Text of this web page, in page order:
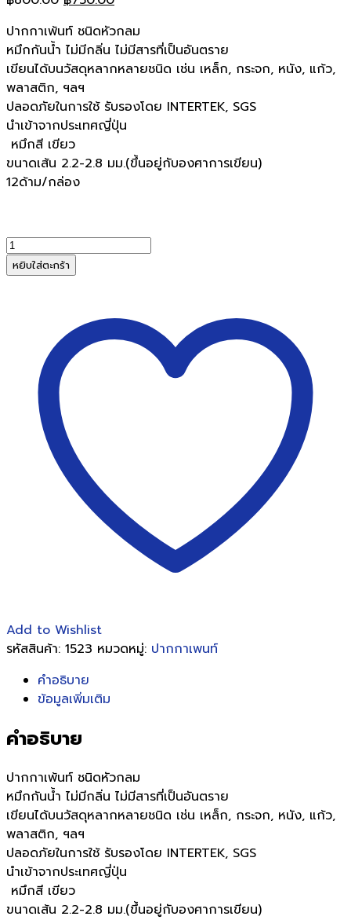
was:
฿800.00.
is:
฿750.00.
ปากกาเพ้นท์ ชนิดหัวกลม
หมึกกันน้ำ ไม่มีกลิ่น ไม่มีสารที่เป็นอันตราย
เขียนได้บนวัสดุหลากหลายชนิด เช่น เหล็ก, กระจก, หนัง, แก้ว,
พลาสติก, ฯลฯ
ปลอดภัยในการใช้ รับรองโดย INTERTEK, SGS
นำเข้าจากประเทศญี่ปุ่น
หมึกสี เขียว
ขนาดเส้น 2.2-2.8 มม.(ขึ้นอยู่กับองศาการเขียน)
12ด้าม/กล่อง
จำนวน
UNIปากกา
เพ้นท์
เขียว(12ด้าม/
กล่อง)
หยิบใส่ตะกร้า
Add to Wishlist
รหัสสินค้า: 1523 หมวดหมู่: ปากกาเพนท์
คำอธิบาย
ข้อมูลเพิ่มเติม
คำอธิบาย
ปากกาเพ้นท์ ชนิดหัวกลม
หมึกกันน้ำ ไม่มีกลิ่น ไม่มีสารที่เป็นอันตราย
เขียนได้บนวัสดุหลากหลายชนิด เช่น เหล็ก, กระจก, หนัง, แก้ว,
พลาสติก, ฯลฯ
ปลอดภัยในการใช้ รับรองโดย INTERTEK, SGS
นำเข้าจากประเทศญี่ปุ่น
หมึกสี เขียว
ขนาดเส้น 2.2-2.8 มม.(ขึ้นอยู่กับองศาการเขียน)